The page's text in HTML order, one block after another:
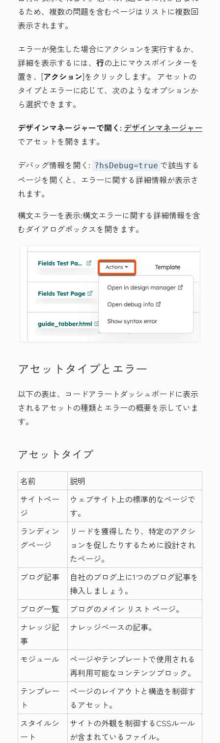
るため、複数の問題を含むページはリストに複数回
表示されます。
エラーが発生した場合にアクションを実行するか、
詳細を表示するには、 行の上にマウスポインターを
置き、[アクション]をクリックします。
アセットの
タイプとエラーに応じて、次のようなオプションか
ら選択できます。
デザインマネージャーで開く: デザインマネージャー
でアセットを開きます。
デバッグ情報を開く: ?hsDebug=true で該当する
ページを開くと、エラーに関する詳細情報が表示さ
れます。
構文エラーを表示:構文エラーに関する詳細情報を含
むダイアログボックスを開きます。
アセットタイプとエラー
以下の表は、コードアラートダッシュボードに表示
されるアセットの種類とエラーの概要を示していま
す。
アセットタイプ
名前
説明
サイトペー
ジ
ウェブサイト上の標準的なページで
す。
ランディン
グページ
リードを獲得したり、特定のアクシ
ョンを促したりするために設計され
たページ。
ブログ記事
自社のブログ上に1つのブログ記事を
挿入しましょう。
ブログ一覧
ブログのメイン リスト ページ。
ナレッジ記
事
ナレッジベースの記事。
モジュール
ページやテンプレートで使用される
再利用可能なコンテンツブロック。
テンプレー
ト
ページのレイアウトと構造を制御す
るアセット。
スタイルシ
ート
サイトの外観を制御するCSSルール
が含まれているファイル。